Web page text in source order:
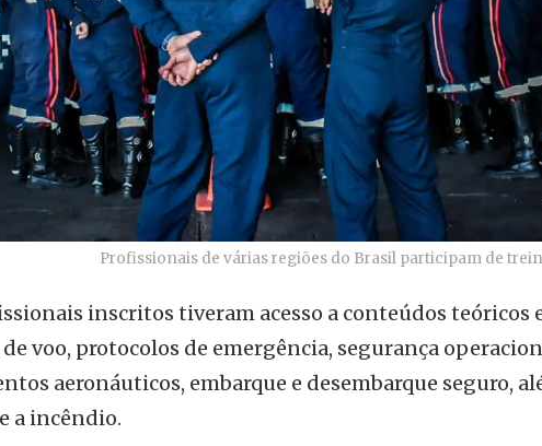
Profissionais de várias regiões do Brasil participam de
inscritos tiveram acesso a conteúdos teóricos
voo, protocolos de emergência, segurança
aeronáuticos, embarque e desembarque seguro,
a incêndio.